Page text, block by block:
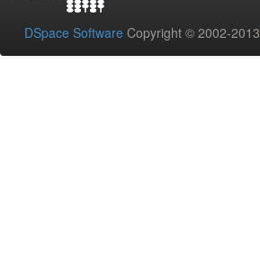
DSpace Software Copyright © 2002-2013